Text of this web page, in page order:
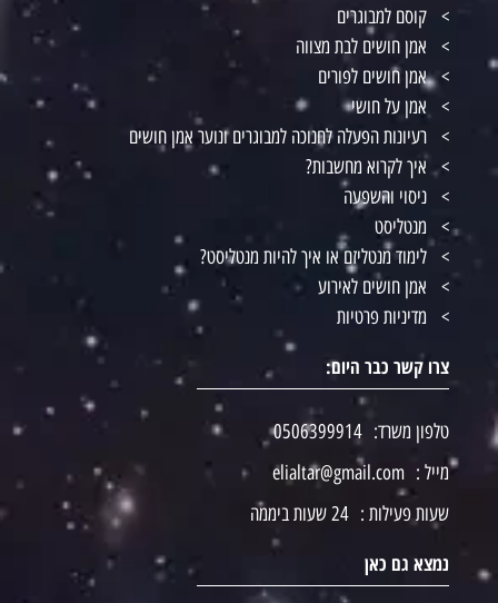
קוסם למבוגרים
אמן חושים לבת מצווה
אמן חושים לפורים
אמן על חושי
רעיונות הפעלה לחנוכה למבוגרים ונוער אמן חושים
איך לקרוא מחשבות?
ניסוי והשפעה
מנטליסט
לימוד מנטליזם או איך להיות מנטליסט?
אמן חושים לאירוע
מדיניות פרטיות
צרו קשר כבר היום:
טלפון משרד: 0506399914
מייל : elialtar@gmail.com
שעות פעילות : 24 שעות ביממה
נמצא גם כאן